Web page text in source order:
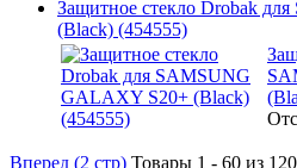
Защитное стекло Drobak
(Black) (454555)
Вперед (2 стр) Товары 1 - 60 из 120